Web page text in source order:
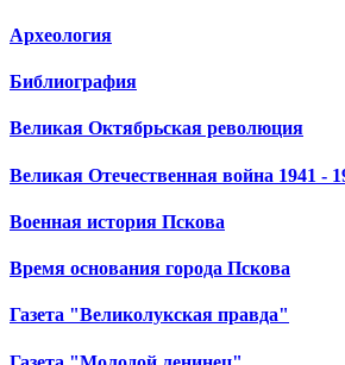
Археология
Библиография
Великая Октябрьская революция
Великая Отечественная война 1941 -
Военная история Пскова
Время основания города Пскова
Газета "Великолукская правда"